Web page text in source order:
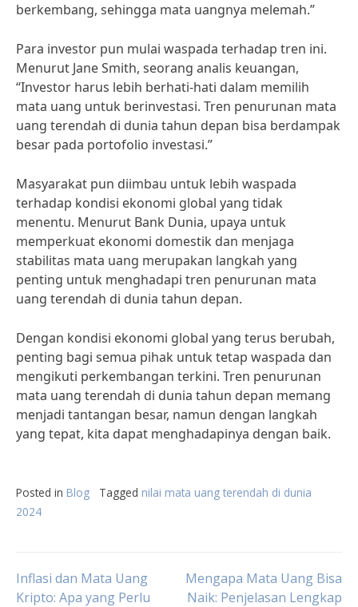
berkembang, sehingga mata uangnya melemah.”
Para investor pun mulai waspada terhadap tren ini.
Menurut Jane Smith, seorang analis keuangan,
“Investor harus lebih berhati-hati dalam memilih
mata uang untuk berinvestasi. Tren penurunan mata
uang terendah di dunia tahun depan bisa berdampak
besar pada portofolio investasi.”
Masyarakat pun diimbau untuk lebih waspada
terhadap kondisi ekonomi global yang tidak
menentu. Menurut Bank Dunia, upaya untuk
memperkuat ekonomi domestik dan menjaga
stabilitas mata uang merupakan langkah yang
penting untuk menghadapi tren penurunan mata
uang terendah di dunia tahun depan.
Dengan kondisi ekonomi global yang terus berubah,
penting bagi semua pihak untuk tetap waspada dan
mengikuti perkembangan terkini. Tren penurunan
mata uang terendah di dunia tahun depan memang
menjadi tantangan besar, namun dengan langkah
yang tepat, kita dapat menghadapinya dengan baik.
Posted in Blog Tagged nilai mata uang terendah di dunia
2024
Post
Inflasi dan Mata Uang
Kripto: Apa yang Perlu
Mengapa Mata Uang Bisa
Naik: Penjelasan Lengkap